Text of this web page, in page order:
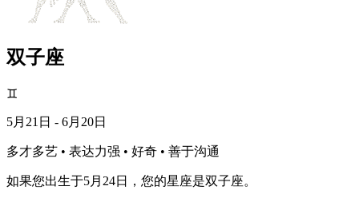
双子座
♊
5月21日 - 6月20日
多才多艺 • 表达力强 • 好奇 • 善于沟通
如果您出生于5月24日，您的星座是双子座。